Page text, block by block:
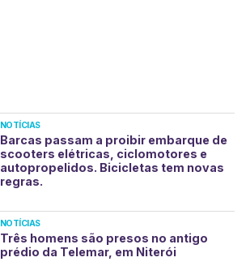
NOTÍCIAS
Barcas passam a proibir embarque de
scooters elétricas, ciclomotores e
autopropelidos. Bicicletas tem novas
regras.
NOTÍCIAS
Três homens são presos no antigo
prédio da Telemar, em Niterói